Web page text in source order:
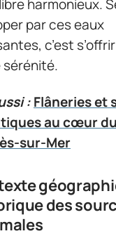
harmonieux.
par ces eaux
c’est
sérénité.
:Flâneries et
au cœur
sur-Mer
des